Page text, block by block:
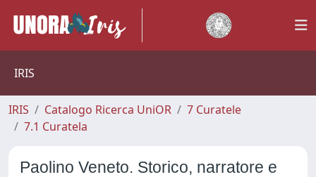
IRIS
IRIS Catalogo Ricerca UniOR
7 Curatele
7.1 Curatela
Paolino Veneto. Storico, narratore e